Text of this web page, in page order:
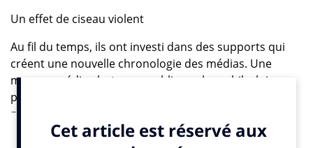
Un effet de ciseau violent
Au fil du temps, ils ont investi dans des supports qui
créent une nouvelle chronologie des médias. Une
marque média alerte son public sur le mobile, lui
propose un éclairage sur son site Internet, le met en
perspective lors des grands rendez-vous fédérateurs
que sont le 20 heures pour la télévision ou l’édition du